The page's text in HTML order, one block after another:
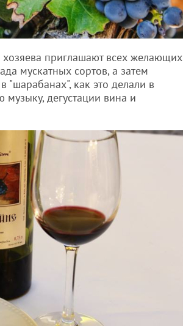
хозяева приглашают всех желающих
мускатных сортов, а затем
"шарабанах", как это делали в
музыку, дегустации вина и